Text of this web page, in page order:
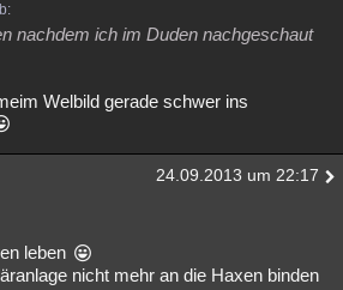
nachdem ich im Duden nachgeschaut
Welbild gerade schwer ins
24.09.2013 um 22:17
leben
nicht mehr an die Haxen binden